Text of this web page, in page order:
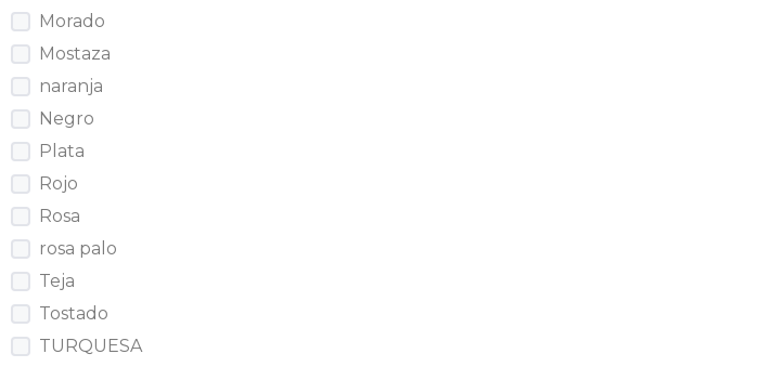
Morado
Mostaza
naranja
Negro
Plata
Rojo
Rosa
rosa palo
Teja
Tostado
TURQUESA